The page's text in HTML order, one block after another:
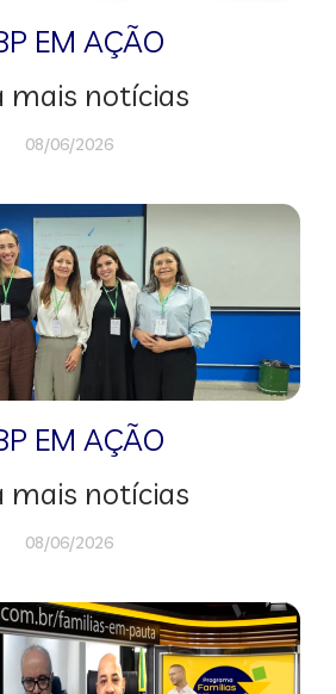
EM AÇÃO
mais notícias
08/06/2026
EM AÇÃO
mais notícias
08/06/2026